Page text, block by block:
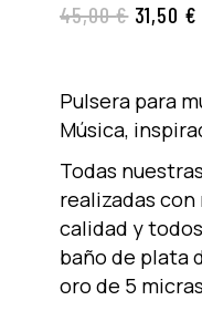
45,00€ 31,50 €
Pulsera para
Música,
Todas
realizadas
calidad y
baño de plata
oro de 5